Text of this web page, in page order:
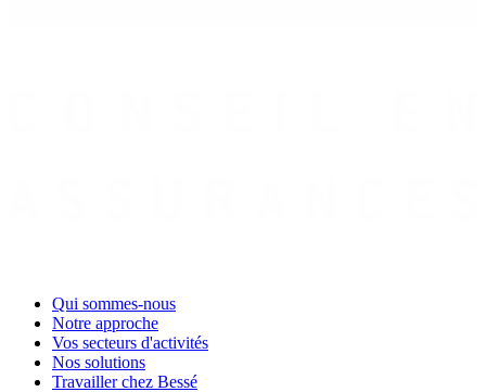
Qui sommes-nous
Notre approche
Vos secteurs d'activités
Nos solutions
Travailler chez Bessé